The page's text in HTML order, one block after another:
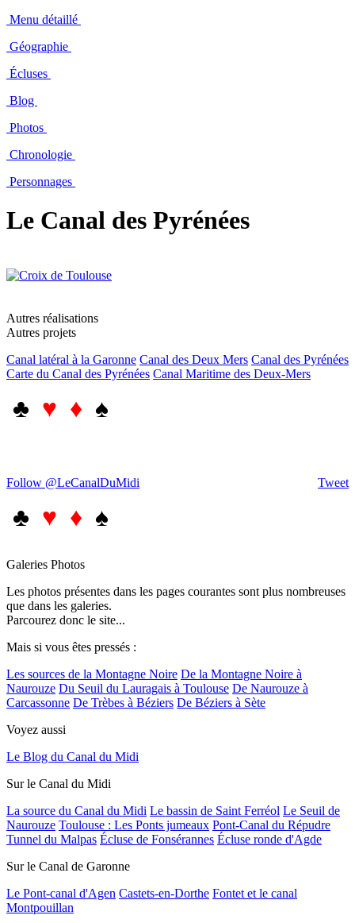
Menu détaillé
Géographie
Écluses
Blog
Photos
Chronologie
Personnages
Le Canal des Pyrénées
Autres réalisations
Autres projets
Canal latéral à la Garonne Canal des Deux Mers Canal des Pyrénées
Carte du Canal des Pyrénées Canal Maritime des Deux-Mers
♣ ♥ ♦ ♠
Tweet
Follow @LeCanalDuMidi
♣ ♥ ♦ ♠
Galeries Photos
Les photos présentes dans les pages courantes sont plus nombreuses
que dans les galeries.
Parcourez donc le site...
Mais si vous êtes pressés :
Les sources de la Montagne Noire De la Montagne Noire à
Naurouze Du Seuil du Lauragais à Toulouse De Naurouze à
Carcassonne De Trèbes à Béziers De Béziers à Sète
Voyez aussi
Le Blog du Canal du Midi
Sur le Canal du Midi
La source du Canal du Midi Le bassin de Saint Ferréol Le Seuil de
Naurouze Toulouse : Les Ponts jumeaux Pont-Canal du Répudre
Tunnel du Malpas Écluse de Fonsérannes Écluse ronde d'Agde
Sur le Canal de Garonne
Le Pont-canal d'Agen Castets-en-Dorthe Fontet et le canal
Montpouillan